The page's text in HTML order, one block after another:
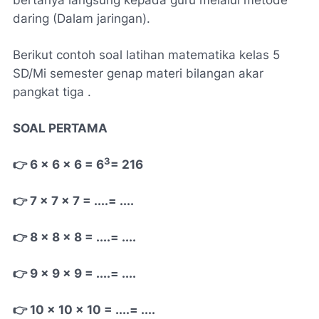
daring (Dalam jaringan).
Berikut contoh soal latihan matematika kelas 5
SD/Mi semester genap materi bilangan akar
pangkat tiga .
SOAL PERTAMA
👉 6 x 6 x 6 = 63= 216
👉 7 x 7 x 7 = ....= ....
👉 8 x 8 x 8 = ....= ....
👉 9 x 9 x 9 = ....= ....
👉 10 x 10 x 10 = ....= ....